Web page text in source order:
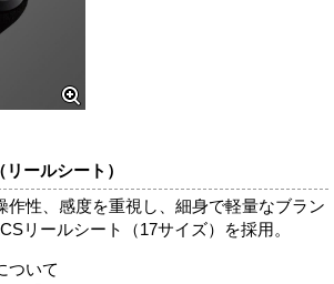
ールシート）
作性、感度を重視し、細身で軽量なブラン
リールシート（17サイズ）を採用。
ついて